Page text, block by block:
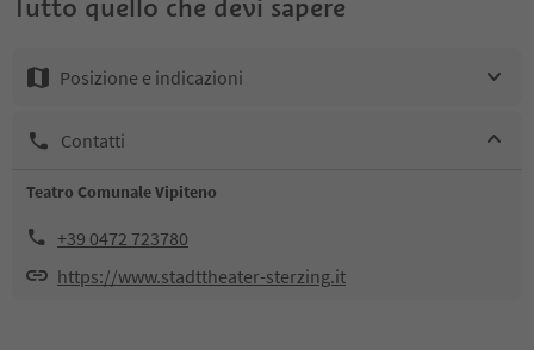
Tutto quello che devi sapere
Posizione e indicazioni
Contatti
Teatro Comunale Vipiteno
+39 0472 723780
https://www.stadttheater-sterzing.it